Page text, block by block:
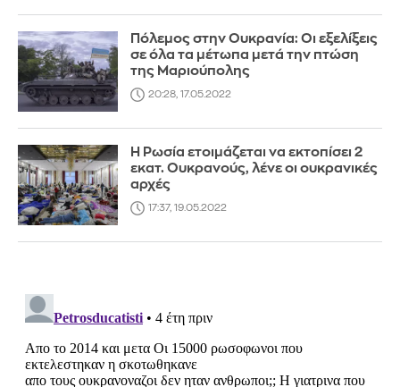
Πόλεμος στην Ουκρανία: Οι εξελίξεις
σε όλα τα μέτωπα μετά την πτώση
της Μαριούπολης
20:28, 17.05.2022
H Ρωσία ετοιμάζεται να εκτοπίσει 2
εκατ. Ουκρανούς, λένε οι ουκρανικές
αρχές
17:37, 19.05.2022